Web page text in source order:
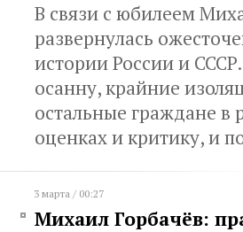
В связи с юбилеем
развернулась
истории России и
осанну, крайние
остальные граждане в
оценках и критику, и
3 марта / 00:27
Михаил Горбачёв: